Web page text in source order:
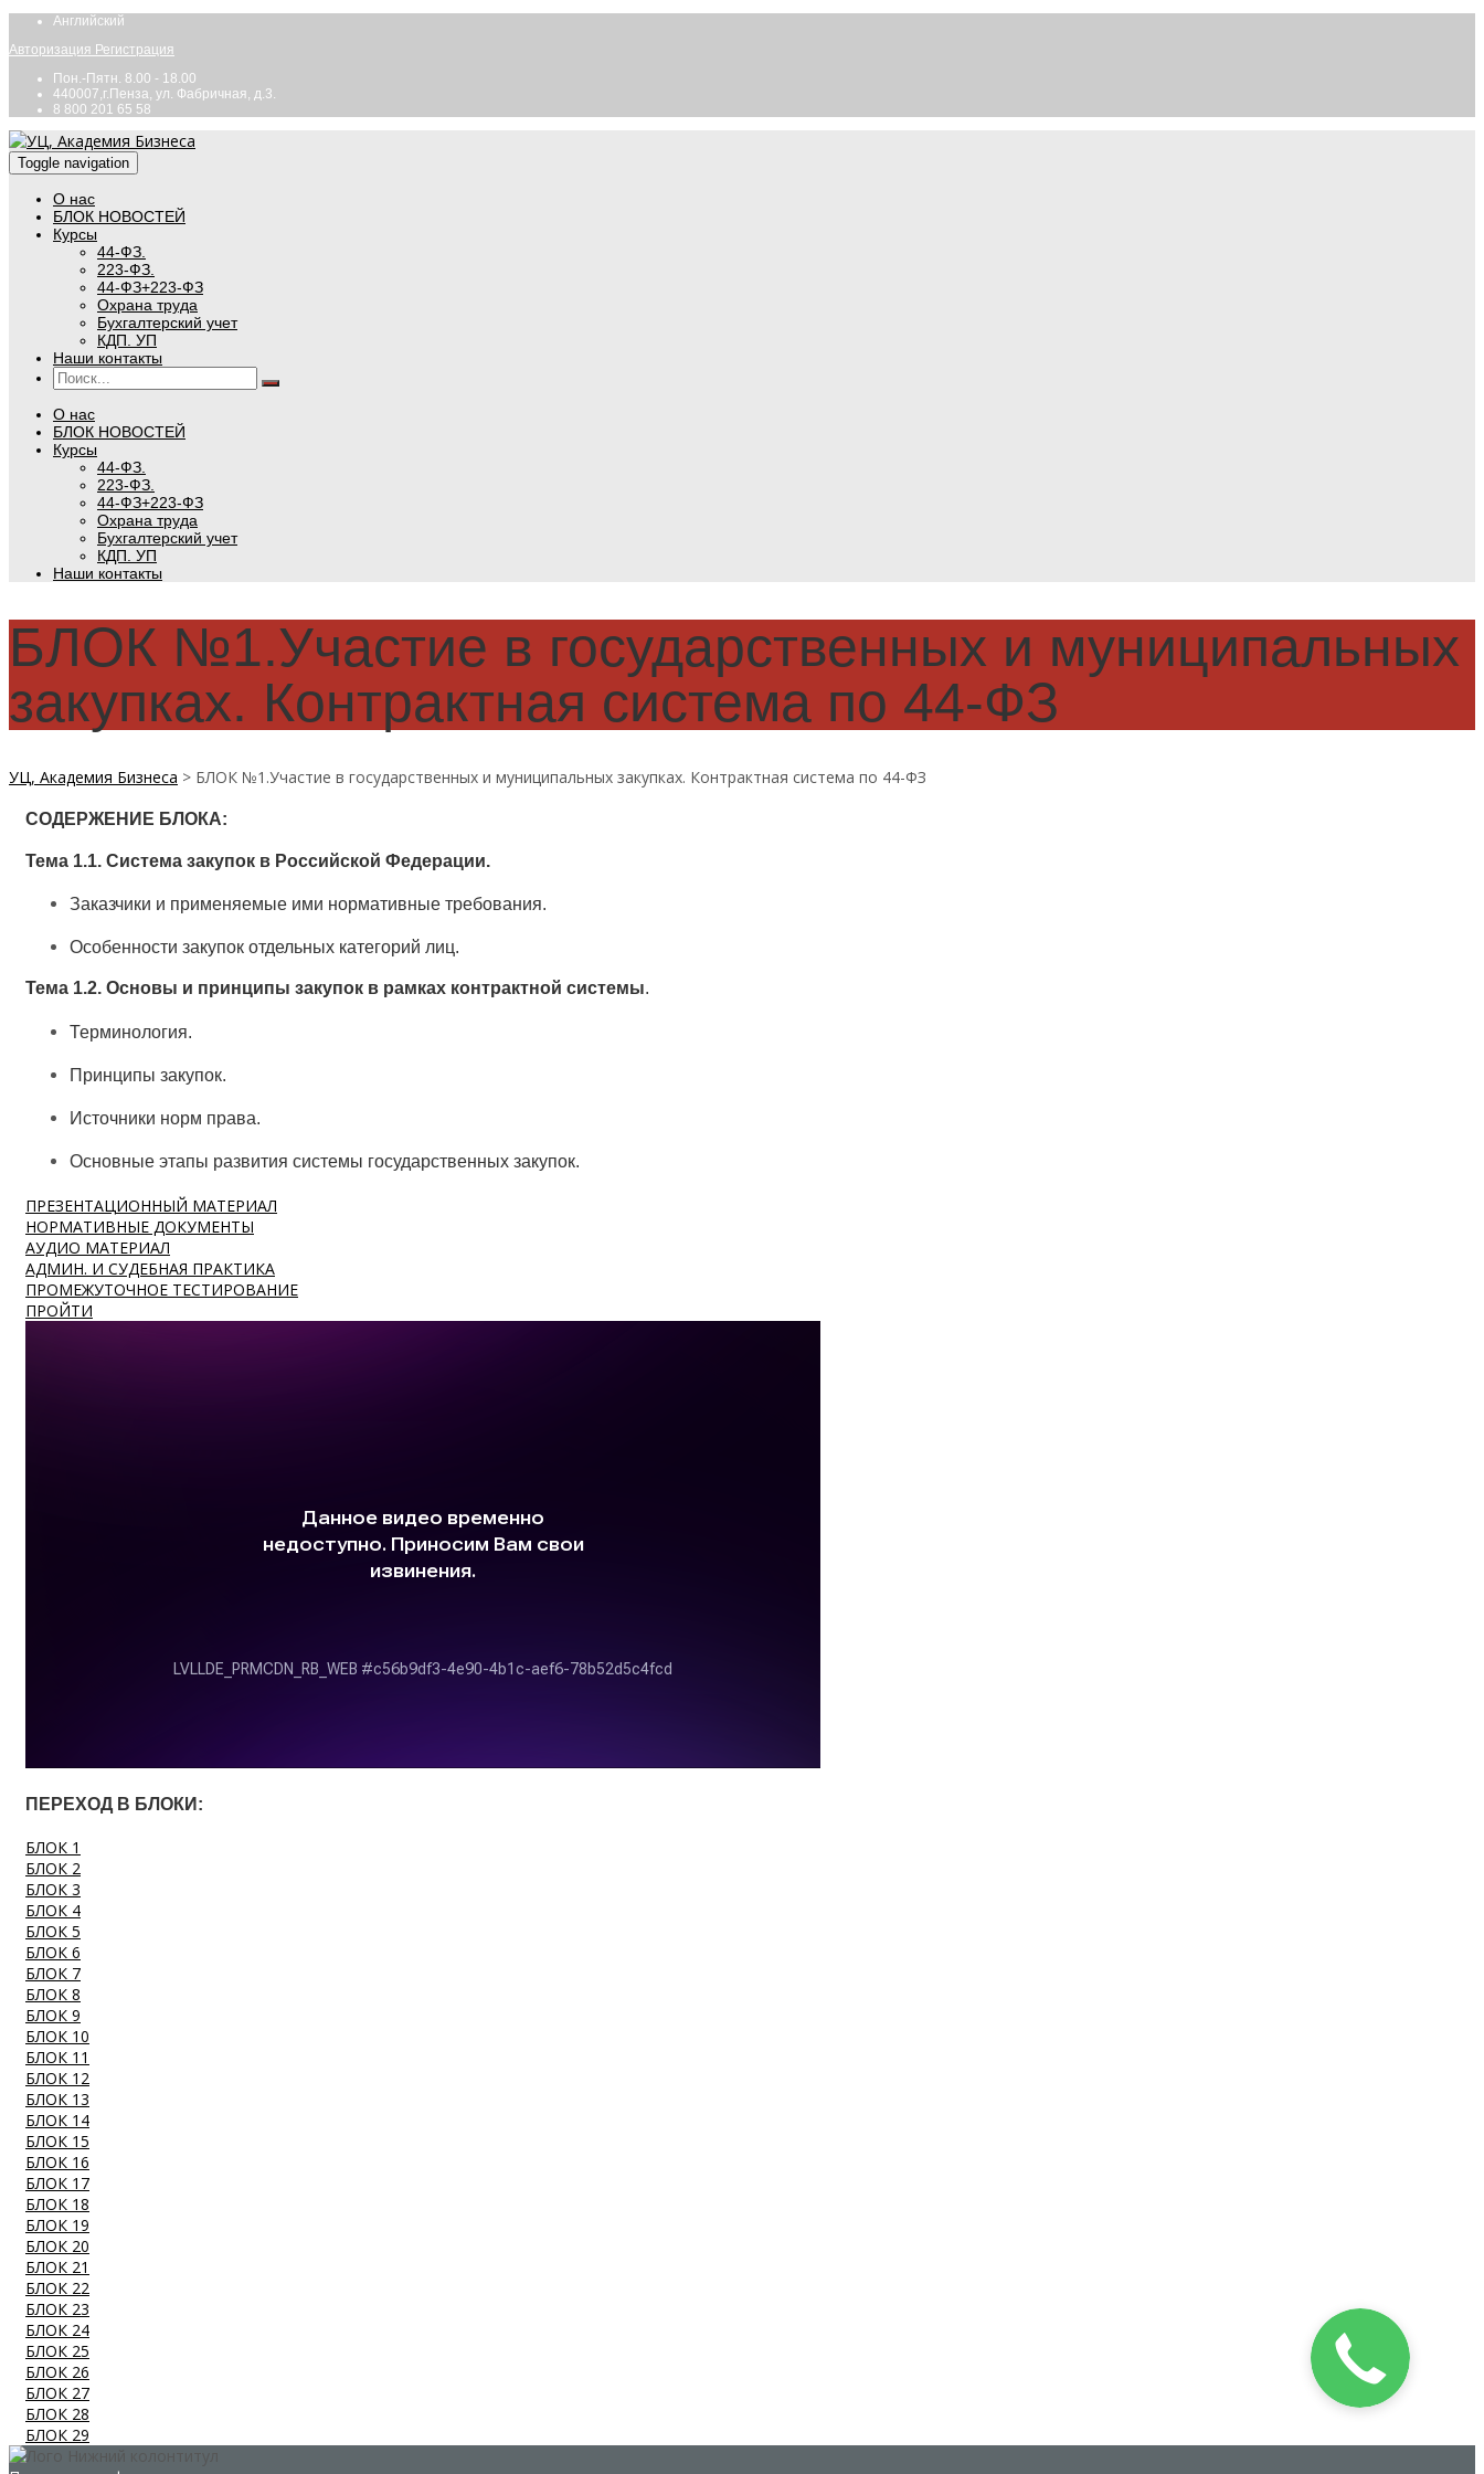
Английский
Авторизация Регистрация
Пон.-Пятн. 8.00 - 18.00
440007,г.Пенза, ул. Фабричная, д.3.
8 800 201 65 58
Toggle navigation
О нас
БЛОК НОВОСТЕЙ
Курсы
44-ФЗ.
223-ФЗ.
44-ФЗ+223-ФЗ
Охрана труда
Бухгалтерский учет
КДП. УП
Наши контакты
О нас
БЛОК НОВОСТЕЙ
Курсы
44-ФЗ.
223-ФЗ.
44-ФЗ+223-ФЗ
Охрана труда
Бухгалтерский учет
КДП. УП
Наши контакты
БЛОК №1.Участие в государственных и муниципальных
закупках. Контрактная система по 44-ФЗ
УЦ, Академия Бизнеса > БЛОК №1.Участие в государственных и муниципальных закупках. Контрактная система по 44-ФЗ
СОДЕРЖЕНИЕ БЛОКА:
Тема 1.1. Система закупок в Российской Федерации.
Заказчики и применяемые ими нормативные требования.
Особенности закупок отдельных категорий лиц.
Тема 1.2. Основы и принципы закупок в рамках контрактной системы.
Терминология.
Принципы закупок.
Источники норм права.
Основные этапы развития системы государственных закупок.
ПРЕЗЕНТАЦИОННЫЙ МАТЕРИАЛ
НОРМАТИВНЫЕ ДОКУМЕНТЫ
АУДИО МАТЕРИАЛ
АДМИН. И СУДЕБНАЯ ПРАКТИКА
ПРОМЕЖУТОЧНОЕ ТЕСТИРОВАНИЕ
ПРОЙТИ
ПЕРЕХОД В БЛОКИ:
БЛОК 1
БЛОК 2
БЛОК 3
БЛОК 4
БЛОК 5
БЛОК 6
БЛОК 7
БЛОК 8
БЛОК 9
БЛОК 10
БЛОК 11
БЛОК 12
БЛОК 13
БЛОК 14
БЛОК 15
БЛОК 16
БЛОК 17
БЛОК 18
БЛОК 19
БЛОК 20
БЛОК 21
БЛОК 22
БЛОК 23
БЛОК 24
БЛОК 25
БЛОК 26
БЛОК 27
БЛОК 28
БЛОК 29